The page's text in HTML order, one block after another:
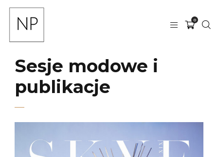
0
Sesje modowe i
publikacje